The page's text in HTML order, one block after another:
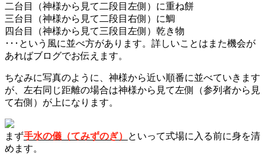
二台目（神様から見て二段目左側）に重ね餅
三台目（神様から見て二段目右側）に鯛
四台目（神様から見て三段目左側）乾き物
･･･という風に並べ方があります。詳しいことはまた機会が
あればブログでお伝えます。
ちなみに写真のように、神様から近い順番に並べていきます
が、左右同じ距離の場合は神様から見て左側（参列者から見
て右側）が上になります。
まず手水の儀（てみずのぎ）
といって式場に入る前に身を清
めます。